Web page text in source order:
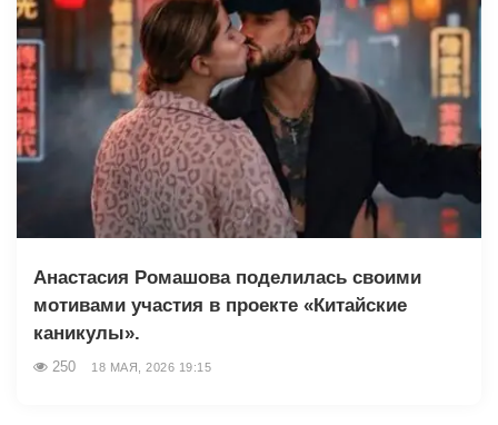
Анастасия Ромашова поделилась своими
мотивами участия в проекте «Китайские
каникулы».
250 18 МАЯ, 2026 19:15